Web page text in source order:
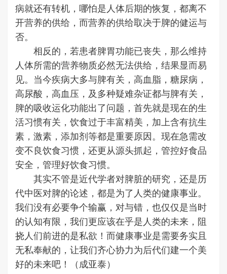
病就还有转机，哪怕是人体后期的恢复，都离不
开营养的供给，而营养的供给取决于脾的健运与
否。
相反的，若患者脾胃功能已丧失，那么维持
人体所需的营养物质必然无法供给，结果显而易
见。当今疾病大多与脾有关，高血脂，糖尿病，
高尿酸，高血压，及多种疑难杂证都与脾有关，
脾的吸收运化功能出了问题，首先就是现在的生
活习惯有关，饮食过于丰富精美，加上含有抗生
素，激素，添加剂等都是重要原因。现在急需改
变不良饮食习惯，还更从源头抓起，管控好食品
安全，管理好饮食习惯。
其实不管是近代学者对脾脏的研究，还是历
代中医对脾的论述，都是为了人类的健康事业。
我们没有必要争个输赢，对与错，也仅仅是当时
的认知有限，我们更应该在乎是人类的未来，阻
挠人们前进的是私欲！而健康事业是需要务实且
无私奉献的，让我们齐心协力为后代们建一个美
好的未来吧！（成亚泰）